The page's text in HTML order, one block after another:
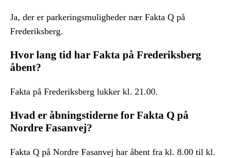
Ja, der er parkeringsmuligheder nær Fakta Q på
Frederiksberg.
Hvor lang tid har Fakta på Frederiksberg
åbent?
Fakta på Frederiksberg lukker kl. 21.00.
Hvad er åbningstiderne for Fakta Q på
Nordre Fasanvej?
Fakta Q på Nordre Fasanvej har åbent fra kl. 8.00 til kl.